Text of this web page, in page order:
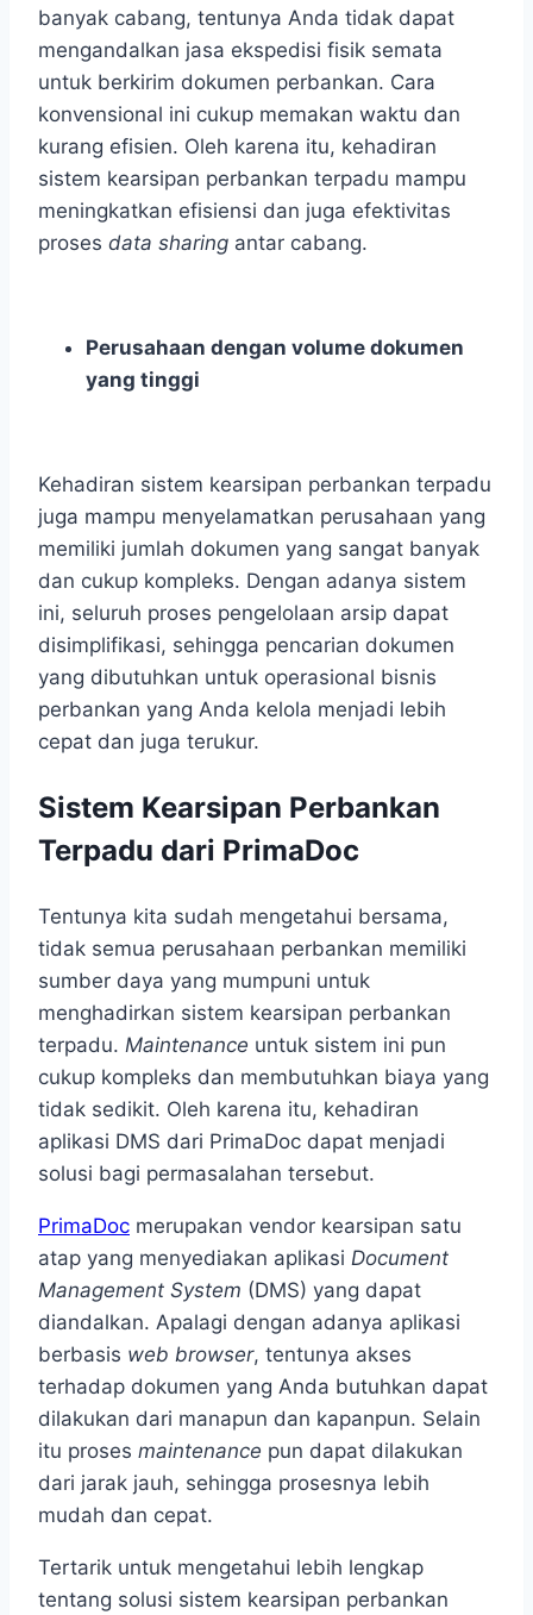
banyak cabang, tentunya Anda tidak dapat
mengandalkan jasa ekspedisi fisik semata
untuk berkirim dokumen perbankan. Cara
konvensional ini cukup memakan waktu dan
kurang efisien. Oleh karena itu, kehadiran
sistem kearsipan perbankan terpadu mampu
meningkatkan efisiensi dan juga efektivitas
proses data sharing antar cabang.
Perusahaan dengan volume dokumen
yang tinggi
Kehadiran sistem kearsipan perbankan terpadu
juga mampu menyelamatkan perusahaan yang
memiliki jumlah dokumen yang sangat banyak
dan cukup kompleks. Dengan adanya sistem
ini, seluruh proses pengelolaan arsip dapat
disimplifikasi, sehingga pencarian dokumen
yang dibutuhkan untuk operasional bisnis
perbankan yang Anda kelola menjadi lebih
cepat dan juga terukur.
Sistem Kearsipan Perbankan
Terpadu dari PrimaDoc
Tentunya kita sudah mengetahui bersama,
tidak semua perusahaan perbankan memiliki
sumber daya yang mumpuni untuk
menghadirkan sistem kearsipan perbankan
terpadu. Maintenance untuk sistem ini pun
cukup kompleks dan membutuhkan biaya yang
tidak sedikit. Oleh karena itu, kehadiran
aplikasi DMS dari PrimaDoc dapat menjadi
solusi bagi permasalahan tersebut.
PrimaDoc merupakan vendor kearsipan satu
atap yang menyediakan aplikasi Document
Management System (DMS) yang dapat
diandalkan. Apalagi dengan adanya aplikasi
berbasis web browser, tentunya akses
terhadap dokumen yang Anda butuhkan dapat
dilakukan dari manapun dan kapanpun. Selain
itu proses maintenance pun dapat dilakukan
dari jarak jauh, sehingga prosesnya lebih
mudah dan cepat.
Tertarik untuk mengetahui lebih lengkap
tentang solusi sistem kearsipan perbankan